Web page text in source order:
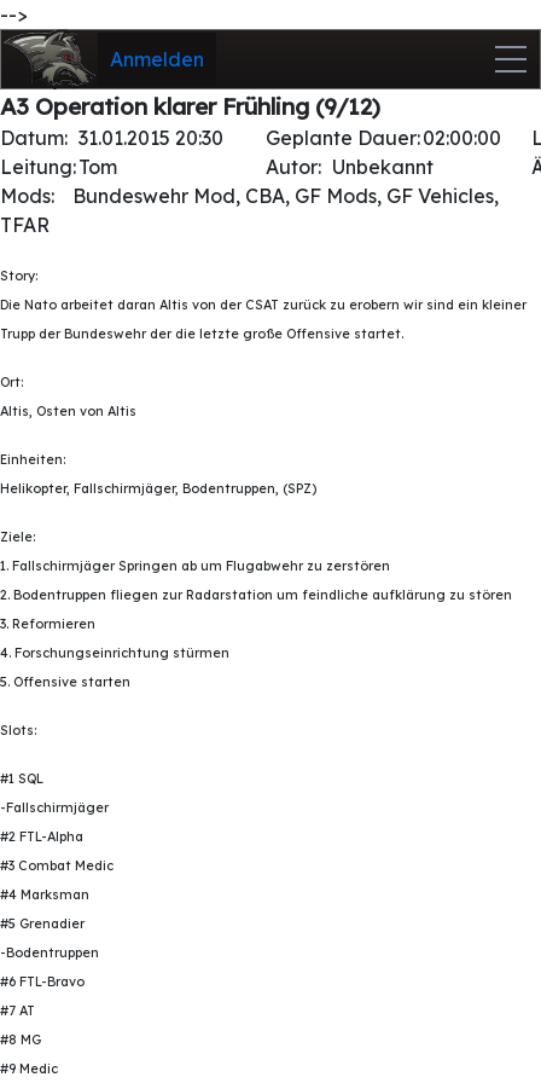
-->
Anmelden
A3 Operation klarer Frühling (9/12)
Datum: 31.01.2015 20:30 Geplante Dauer:02:00:00
Leitung:Tom Autor: Unbekannt
Mods:
Bundeswehr Mod, CBA, GF Mods, GF Vehicles,
TFAR
Story:
Die Nato arbeitet daran Altis von der CSAT zurück zu erobern wir sind ein kleiner
Trupp der Bundeswehr der die letzte große Offensive startet.
Ort:
Altis, Osten von Altis
Einheiten:
Helikopter, Fallschirmjäger, Bodentruppen, (SPZ)
Ziele:
1. Fallschirmjäger Springen ab um Flugabwehr zu zerstören
2. Bodentruppen fliegen zur Radarstation um feindliche aufklärung zu stören
3. Reformieren
4. Forschungseinrichtung stürmen
5. Offensive starten
Slots:
#1 SQL
-Fallschirmjäger
#2 FTL-Alpha
#3 Combat Medic
#4 Marksman
#5 Grenadier
-Bodentruppen
#6 FTL-Bravo
#7 AT
#8 MG
#9 Medic